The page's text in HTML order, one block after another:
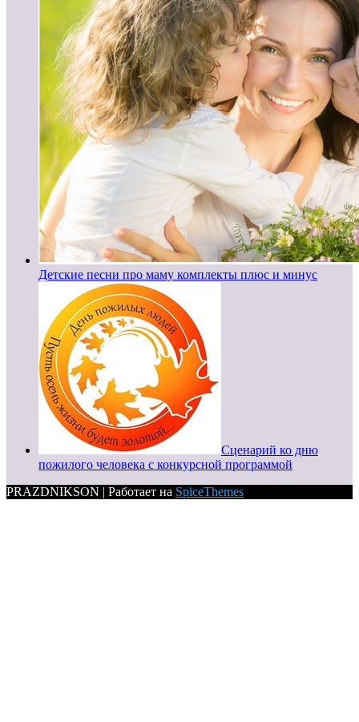
Детские песни про маму комплекты плюс и минус
Сценарий ко дню
пожилого человека с конкурсной программой
PRAZDNIKSON | Работает на SpiceThemes